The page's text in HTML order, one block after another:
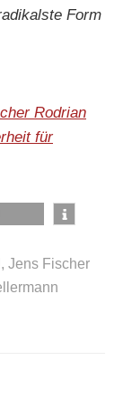
Form
Rodrian
für
, Jens Fischer